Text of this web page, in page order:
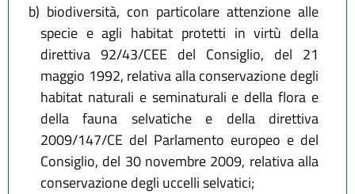
b) biodiversità, con particolare attenzione alle
specie e agli habitat protetti in virtù della
direttiva 92/43/CEE del Consiglio, del 21
maggio 1992, relativa alla conservazione degli
habitat naturali e seminaturali e della flora e
della fauna selvatiche e della direttiva
2009/147/CE del Parlamento europeo e del
Consiglio, del 30 novembre 2009, relativa alla
conservazione degli uccelli selvatici;